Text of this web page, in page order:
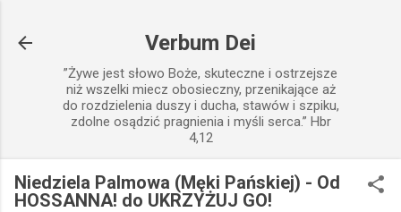
Verbum Dei
”Żywe jest słowo Boże, skuteczne i ostrzejsze
niż wszelki miecz obosieczny, przenikające aż
do rozdzielenia duszy i ducha, stawów i szpiku,
zdolne osądzić pragnienia i myśli serca.” Hbr
4,12
Niedziela Palmowa (Męki Pańskiej) - Od
HOSSANNA! do UKRZYŻUJ GO!